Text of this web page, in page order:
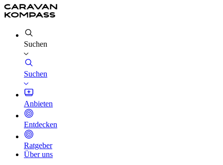
Suchen
Suchen
Anbieten
Entdecken
Ratgeber
Über uns